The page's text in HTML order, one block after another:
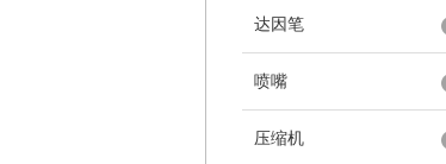
达因笔
喷嘴
压缩机